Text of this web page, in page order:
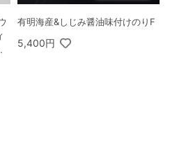
有明海産&しじみ醤油味付けのりF
5,400円